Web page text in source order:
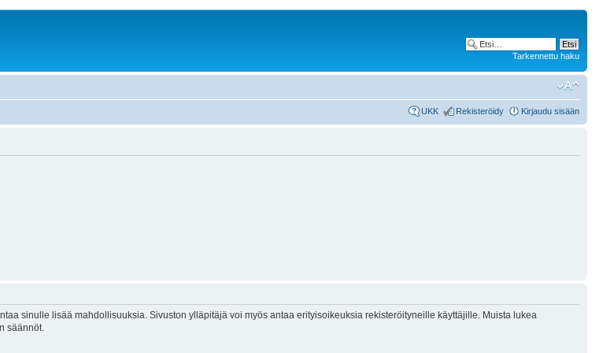
Tarkennettu haku
UKK Rekisteröidy Kirjaudu sisään
sinulle lisää mahdollisuuksia. Sivuston ylläpitäjä voi myös antaa erityisoikeuksia rekisteröityneille käyttäjille. Muista lukea
säännöt.